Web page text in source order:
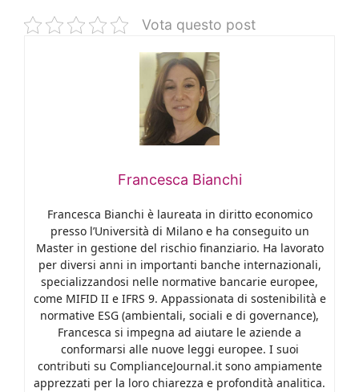
Vota questo post
Francesca Bianchi
Francesca Bianchi è laureata in diritto economico
presso l’Università di Milano e ha conseguito un
Master in gestione del rischio finanziario. Ha lavorato
per diversi anni in importanti banche internazionali,
specializzandosi nelle normative bancarie europee,
come MIFID II e IFRS 9. Appassionata di sostenibilità e
normative ESG (ambientali, sociali e di governance),
Francesca si impegna ad aiutare le aziende a
conformarsi alle nuove leggi europee. I suoi
contributi su ComplianceJournal.it sono ampiamente
apprezzati per la loro chiarezza e profondità analitica.